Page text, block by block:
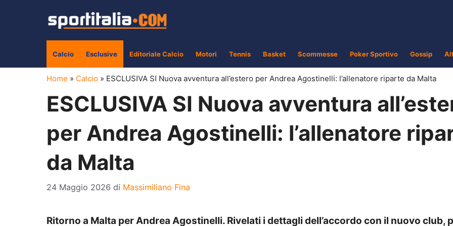
Calcio Esclusive Editoriale Calcio Motori Tennis Basket Scommesse Poker Sportivo Gossip
Home » Calcio » ESCLUSIVA SI Nuova avventura all’estero per Andrea Agostinelli: l’allenatore riparte da Malta
ESCLUSIVA SI Nuova avventura
per Andrea Agostinelli: l’allenatore
da Malta
24 Maggio 2026 di Massimiliano Fina
Ritorno a Malta per Andrea Agostinelli. Rivelati i dettagli dell’accordo con il nuovo club,